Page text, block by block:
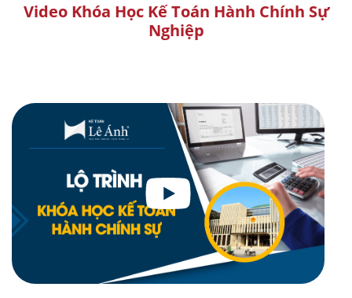
Video Khóa Học Kế Toán Hành Chính Sự
Nghiệp